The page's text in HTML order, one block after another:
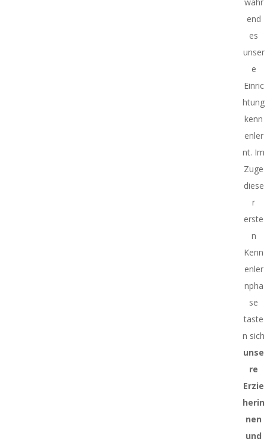
end
es
unser
e
Einric
htung
kenn
enler
nt. Im
Zuge
diese
r
erste
n
Kenn
enler
npha
se
taste
n sich
unse
re
Erzie
herin
nen
und